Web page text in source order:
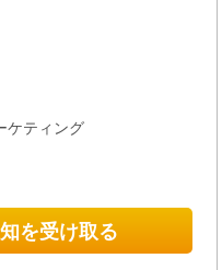
ケティング
を受け取る